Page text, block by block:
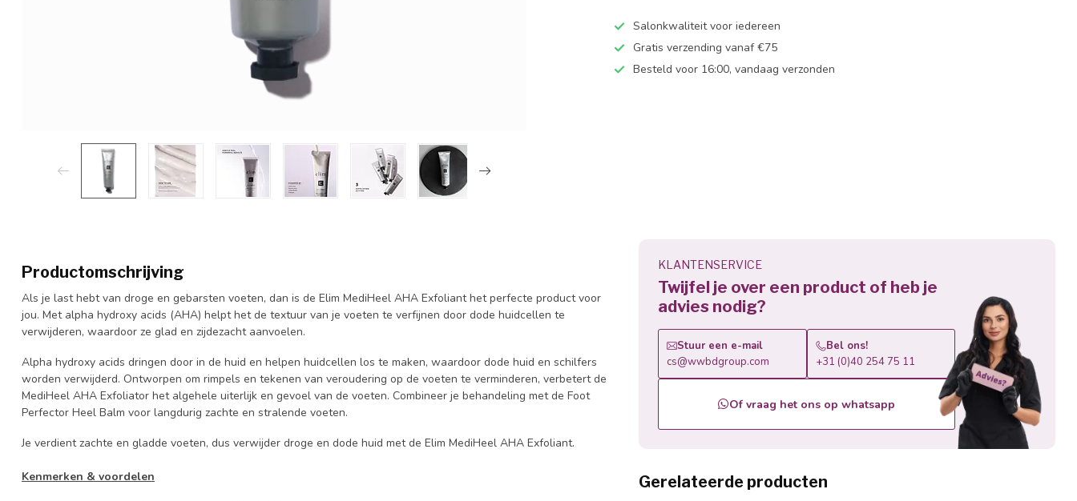
Salonkwaliteit voor iedereen
Gratis verzending vanaf €75
Besteld voor 16:00, vandaag verzonden
Productomschrijving
Als je last hebt van droge en gebarsten voeten, dan is de Elim MediHeel AHA Exfoliant het perfecte product voor
jou. Met alpha hydroxy acids (AHA) helpt het de textuur van je voeten te verfijnen door dode huidcellen te
verwijderen, waardoor ze glad en zijdezacht aanvoelen.
Alpha hydroxy acids dringen door in de huid en helpen huidcellen los te maken, waardoor dode huid en schilfers
worden verwijderd. Ontworpen om rimpels en tekenen van veroudering op de voeten te verminderen, verbetert de
MediHeel AHA Exfoliator het algehele uiterlijk en gevoel van de voeten. Combineer je behandeling met de Foot
Perfector Heel Balm voor langdurig zachte en stralende voeten.
Je verdient zachte en gladde voeten, dus verwijder droge en dode huid met de Elim MediHeel AHA Exfoliant.
Kenmerken & voordelen
KLANTENSERVICE
Twijfel je over een product of heb je
advies nodig?
Stuur een e-mail
cs@wwbdgroup.com
Bel ons!
+31 (0)40 254 75 11
Of vraag het ons op whatsapp
Gerelateerde producten